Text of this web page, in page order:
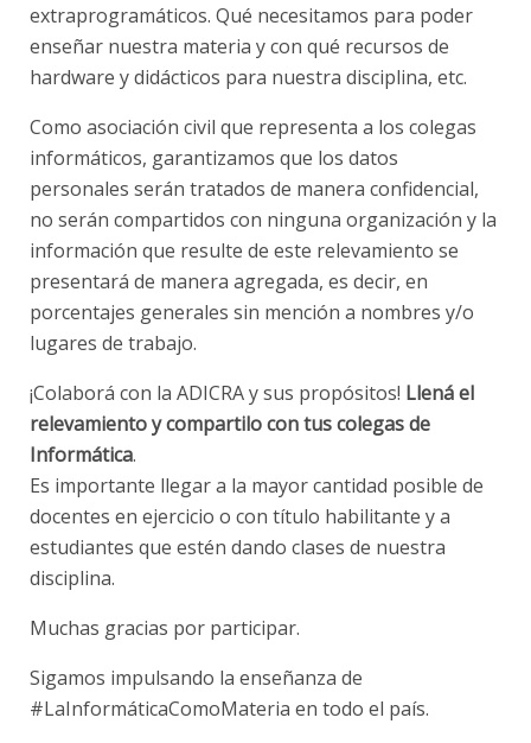
extraprogramáticos. Qué necesitamos para poder
enseñar nuestra materia y con qué recursos de
hardware y didácticos para nuestra disciplina, etc.
Como asociación civil que representa a los colegas
informáticos, garantizamos que los datos
personales serán tratados de manera confidencial,
no serán compartidos con ninguna organización y la
información que resulte de este relevamiento se
presentará de manera agregada, es decir, en
porcentajes generales sin mención a nombres y/o
lugares de trabajo.
¡Colaborá con la ADICRA y sus propósitos! Llená el
relevamiento y compartilo con tus colegas de
Informática.
Es importante llegar a la mayor cantidad posible de
docentes en ejercicio o con título habilitante y a
estudiantes que estén dando clases de nuestra
disciplina.
Muchas gracias por participar.
Sigamos impulsando la enseñanza de
#LaInformáticaComoMateria en todo el país.